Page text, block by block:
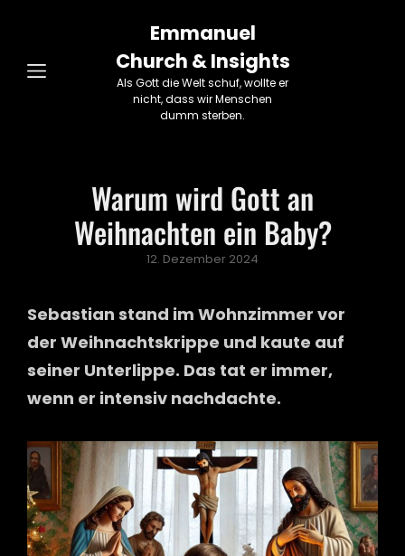
Emmanuel
Church & Insights
Als Gott die Welt schuf, wollte er
nicht, dass wir Menschen
dumm sterben.
Warum wird Gott an
Weihnachten ein Baby?
Posted
12. Dezember 2024
Sebastian stand im Wohnzimmer vor
der Weihnachtskrippe und kaute auf
seiner Unterlippe. Das tat er immer,
wenn er intensiv nachdachte.